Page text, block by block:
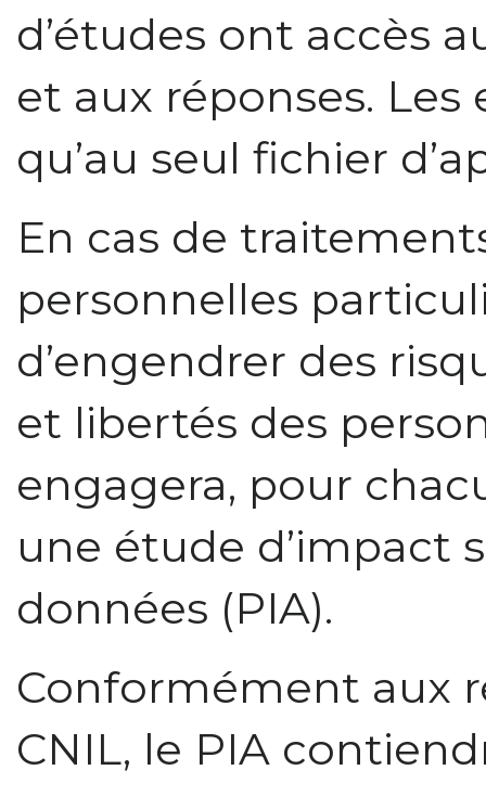
d’études ont accès
et aux réponses. Les
qu’au seul fichier
En cas de
personnelles
d’engendrer des
et libertés des
engagera, pour
une étude d’impact
données (PIA).
Conformément aux
CNIL, le PIA